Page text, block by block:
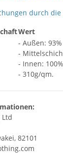
durch
Wert
- Außen:
-
- Innen:
- 310g/qm.
Ltd
82101